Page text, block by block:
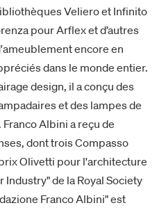
Veliero et Infinito
pour Arflex et d’autres
encore en
dans le monde entier.
design, il a conçu des
et des lampes de
Albini a reçu de
dont trois Compasso
Olivetti pour l'architecture
de la Royal Society
Franco Albini" est